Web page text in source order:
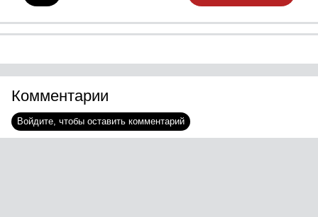
Комментарии
Войдите, чтобы оставить комментарий